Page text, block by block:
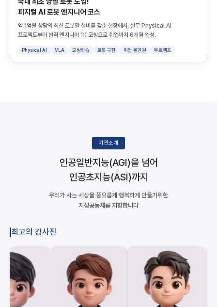
피지컬 AI 로봇 엔지니어 코스
약 1억원 상당의 최신 로봇팔 설비를 갖춘 현장에서, 실무 Physical AI
프로젝트부터 현직 엔지니어 1:1 코칭으로 취업까지 6개월 완성.
Physical AI VLA 모방학습 로봇 구현 취업 올인원 부트캠프
기관소개
인공일반지능(AGI)을 넘어
인공초지능(ASI)까지
우리가 사는 세상을 풍요롭게 행복하게 만들기위한
지성공동체를 지향합니다
최고의 강사진